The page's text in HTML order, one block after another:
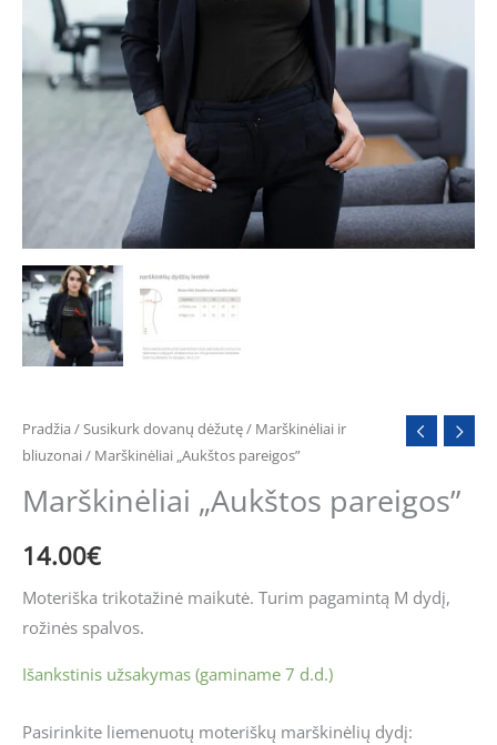
Pradžia /Susikurk dovanų dėžutę/ Marškinėliai ir
bliuzonai/ Marškinėliai „Aukštos pareigos”
Marškinėliai „Aukštos pareigos”
14.00€
Moteriška trikotažinė maikutė. Turim pagamintą M dydį,
rožinės spalvos.
Išankstinis užsakymas (gaminame 7 d.d.)
Pasirinkite liemenuotų moteriškų marškinėlių dydį: